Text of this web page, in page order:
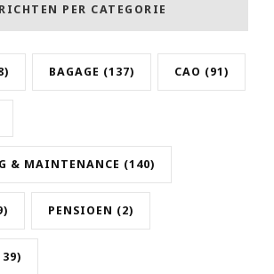
PER CATEGORIE
BAGAGE (137) CAO (91)
& MAINTENANCE (140)
PENSIOEN (2)